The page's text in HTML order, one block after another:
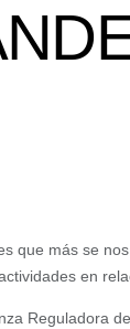
que más se
en
Reguladora